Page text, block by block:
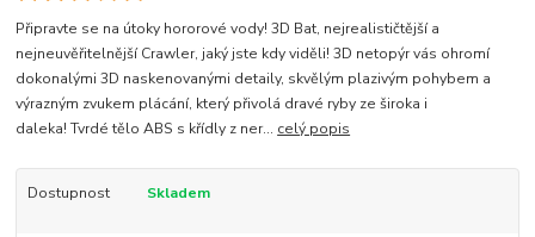
Připravte se na útoky hororové vody! 3D Bat, nejrealističtější a
nejneuvěřitelnější Crawler, jaký jste kdy viděli! 3D netopýr vás ohromí
dokonalými 3D naskenovanými detaily, skvělým plazivým pohybem a
výrazným zvukem plácání, který přivolá dravé ryby ze široka i
daleka! Tvrdé tělo ABS s křídly z ner... celý popis
Dostupnost Skladem